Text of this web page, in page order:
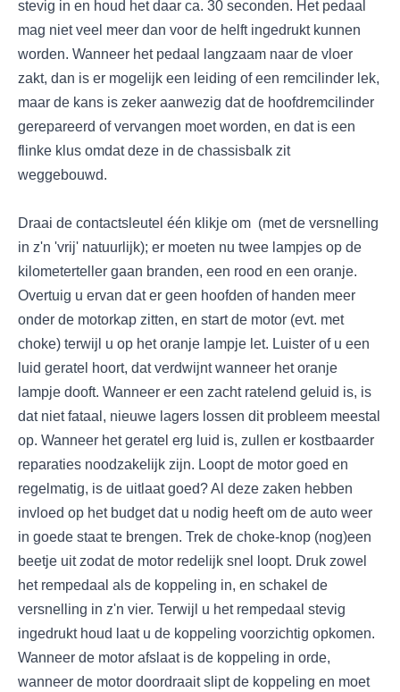
stevig in en houd het daar ca. 30 seconden. Het pedaal
mag niet veel meer dan voor de helft ingedrukt kunnen
worden. Wanneer het pedaal langzaam naar de vloer
zakt, dan is er mogelijk een leiding of een remcilinder lek,
maar de kans is zeker aanwezig dat de hoofdremcilinder
gerepareerd of vervangen moet worden, en dat is een
flinke klus omdat deze in de chassisbalk zit
weggebouwd.
Draai de contactsleutel één klikje om (met de versnelling
in z'n 'vrij' natuurlijk); er moeten nu twee lampjes op de
kilometerteller gaan branden, een rood en een oranje.
Overtuig u ervan dat er geen hoofden of handen meer
onder de motorkap zitten, en start de motor (evt. met
choke) terwijl u op het oranje lampje let. Luister of u een
luid geratel hoort, dat verdwijnt wanneer het oranje
lampje dooft. Wanneer er een zacht ratelend geluid is, is
dat niet fataal, nieuwe lagers lossen dit probleem meestal
op. Wanneer het geratel erg luid is, zullen er kostbaarder
reparaties noodzakelijk zijn. Loopt de motor goed en
regelmatig, is de uitlaat goed? Al deze zaken hebben
invloed op het budget dat u nodig heeft om de auto weer
in goede staat te brengen. Trek de choke-knop (nog)een
beetje uit zodat de motor redelijk snel loopt. Druk zowel
het rempedaal als de koppeling in, en schakel de
versnelling in z'n vier. Terwijl u het rempedaal stevig
ingedrukt houd laat u de koppeling voorzichtig opkomen.
Wanneer de motor afslaat is de koppeling in orde,
wanneer de motor doordraait slipt de koppeling en moet